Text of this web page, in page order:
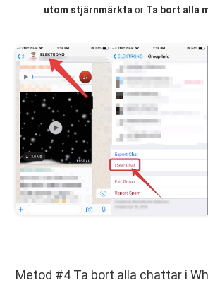
utom stjärnmärktaor Ta bort alla
Metod #4 Ta bort alla chattar i